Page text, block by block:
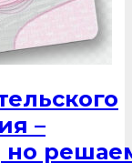
–
но